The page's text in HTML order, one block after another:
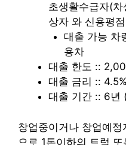
초생활수급자(
상자 와 신용평
대출 가능 차
용차
대출 한도 ::
대출 금리 :: 4.5%
대출 기간 :: 6년
창업중이거나 창업예
으로 1톤이하의 트럭